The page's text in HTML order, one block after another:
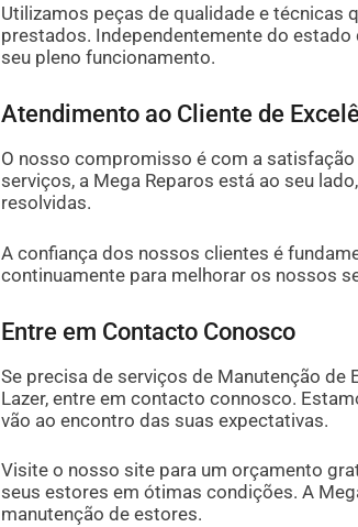
Utilizamos peças de qualidade e técnicas
prestados. Independentemente do
seu pleno funcionamento.
Atendimento ao Cliente de
O nosso compromisso é com a
serviços, a Mega Reparos está ao seu
resolvidas.
A confiança dos nossos clientes é
continuamente para melhorar os nossos
Entre em Contacto Conosco
Se precisa de serviços de Manutenção
Lazer, entre em contacto connosco.
vão ao encontro das suas expectativas.
Visite o nosso site para um orçamento
seus estores em ótimas condições. A
manutenção de estores.